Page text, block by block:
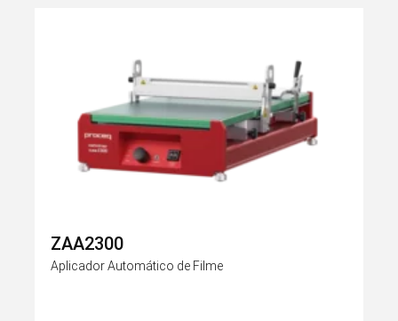
ZAA2300
Aplicador Automático de Filme